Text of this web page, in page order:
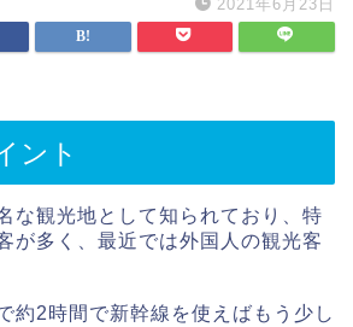
2021年6月23日
ント
な観光地として知られており、特
が多く、最近では外国人の観光客
約2時間で新幹線を使えばもう少し